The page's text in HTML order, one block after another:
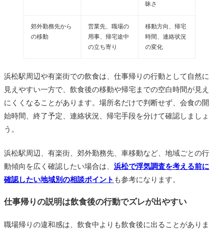
昧さ
郊外勤務先から
の移動
営業先、職場の
用事、帰宅途中
の立ち寄り
移動方向、帰宅
時間、連絡状況
の変化
浜松駅周辺や有楽街での飲食は、仕事帰りの行動として自然に
見えやすい一方で、飲食後の移動や帰宅までの空白時間が見え
にくくなることがあります。場所名だけで判断せず、会食の開
始時間、終了予定、連絡状況、帰宅手段を分けて確認しましょ
う。
浜松駅周辺、有楽街、郊外勤務先、車移動など、地域ごとの行
動傾向を広く確認したい場合は、 浜松で浮気調査を考える前に
確認したい地域別の相談ポイント も参考になります。
仕事帰りの説明は飲食後の行動でズレが出やすい
職場帰りの違和感は、飲食中よりも飲食後に出ることがありま